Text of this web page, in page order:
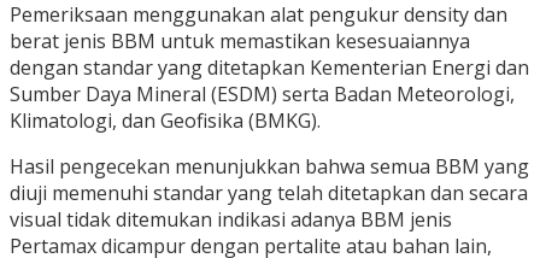
Pemeriksaan menggunakan alat pengukur density dan
berat jenis BBM untuk memastikan kesesuaiannya
dengan standar yang ditetapkan Kementerian Energi dan
Sumber Daya Mineral (ESDM) serta Badan Meteorologi,
Klimatologi, dan Geofisika (BMKG).
Hasil pengecekan menunjukkan bahwa semua BBM yang
diuji memenuhi standar yang telah ditetapkan dan secara
visual tidak ditemukan indikasi adanya BBM jenis
Pertamax dicampur dengan pertalite atau bahan lain,